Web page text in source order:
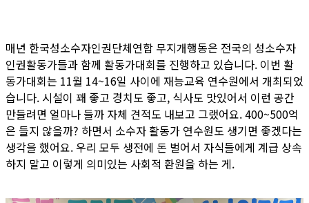
매년 한국성소수자인권단체연합 무지개행동은 전국의 성소수자
인권활동가들과 함께 활동가대회를 진행하고 있습니다. 이번 활
동가대회는 11월 14~16일 사이에 재능교육 연수원에서 개최되었
습니다. 시설이 꽤 좋고 경치도 좋고, 식사도 맛있어서 이런 공간
만들려면 얼마나 들까 자체 견적도 내보고 그랬어요. 400~500억
은 들지 않을까? 하면서 소수자 활동가 연수원도 생기면 좋겠다는
생각을 했어요. 우리 모두 생전에 돈 벌어서 자식들에게 계급 상속
하지 말고 이렇게 의미있는 사회적 환원을 하는 게.